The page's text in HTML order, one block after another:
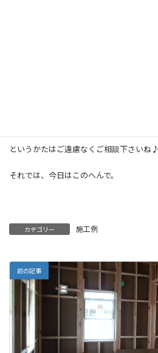
というかたはご遠慮なくご相談下さいね♪
それでは、今日はこのへんで。
カテゴリー 施工例
前の記事